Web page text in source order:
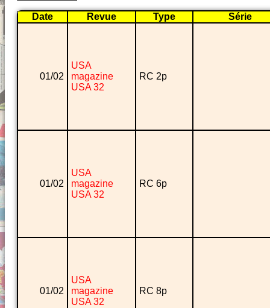
Date Revue Type Série
01/02
USA
magazine
USA 32
RC 2p
01/02
USA
magazine
USA 32
RC 6p
01/02
USA
magazine
USA 32
RC 8p